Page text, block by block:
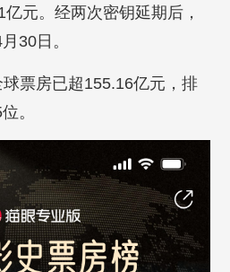
元。经两次密钥延期后，
30日。
球票房已超155.16亿元，排
。